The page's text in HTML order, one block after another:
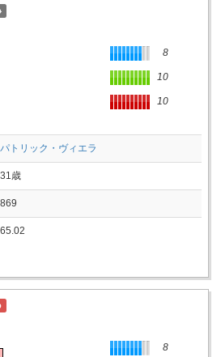
8
10
10
パトリック・ヴィエラ
31歳
869
65.02
8